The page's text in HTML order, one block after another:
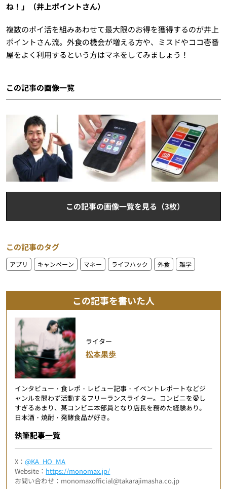
ね！」（井上ポイントさん）
複数のポイ活を組みあわせて最大限のお得を獲得するのが井上
ポイントさん流。外食の機会が増える方や、ミスドやココ壱番
屋をよく利用するという方はマネをしてみましょう！
この記事の画像一覧
この記事の画像一覧を見る（3枚）
この記事のタグ
アプリ キャンペーン マネー ライフハック 外食 雑学
この記事を書いた人
ライター
松本果歩
インタビュー・食レポ・レビュー記事・イベントレポートなどジ
ャンルを問わず活動するフリーランスライター。コンビニを愛し
すぎるあまり、某コンビニ本部員となり店長を務めた経験あり。
日本酒・焼酎・発酵食品が好き。
執筆記事一覧
X：@KA_HO_MA
Website： https://monomax.jp/
お問い合わせ：monomaxofficial@takarajimasha.co.jp